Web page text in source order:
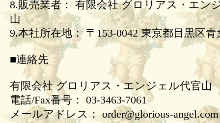
8.販売業者： 有限会社 グロリアス・エン
山
9.本社所在地： 〒153-0042 東京都目黒区青
■連絡先
有限会社 グロリアス・エンジェル代官山
電話/Fax番号： 03-3463-7061
メールアドレス： order@glorious-angel.com